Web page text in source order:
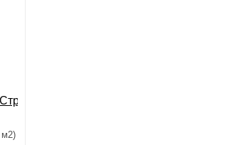
Карвинг 60x60
м2)